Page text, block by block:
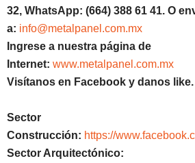
32, WhatsApp: (664) 388 61 41. O
a: info@metalpanel.com.mx
Ingrese a nuestra página de
Internet: www.metalpanel.com.mx
Visítanos en Facebook y danos like.
Sector
Construcción: https://
Sector Arquitectónico: